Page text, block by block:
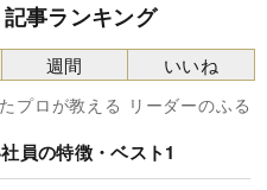
事ランキング
プロが教える リーダーのふる
員の特徴・ベスト1
週間 いいね